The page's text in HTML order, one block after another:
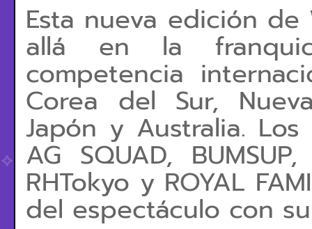
Esta nueva edición de
allá en la
competencia
Corea del Sur,
Japón y Australia.
AG SQUAD,
RHTokyo y ROYAL
del espectáculo con